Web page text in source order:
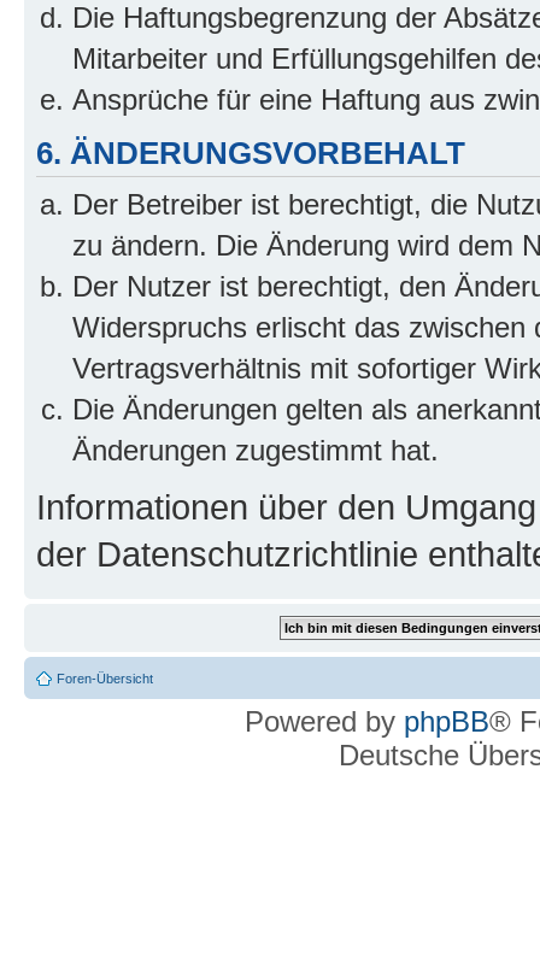
Die Haftungsbegrenzung der
Mitarbeiter und Erfüllungsgehilfen
Ansprüche für eine Haftung aus
6. ÄNDERUNGSVORBEHALT
Der Betreiber ist berechtigt, die
zu ändern. Die Änderung wird dem
Der Nutzer ist berechtigt, den
Widerspruchs erlischt das
Vertragsverhältnis mit sofortiger
Die Änderungen gelten als
Änderungen zugestimmt hat.
Informationen über den
der Datenschutzrichtlinie
Foren-Übersicht
Powered by phpBB®
Deutsche